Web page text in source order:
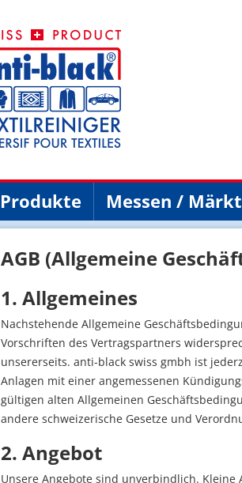
Produkte Messen /
AGB (Allgemeine
1. Allgemeines
Nachstehende Allgemeine
Vorschriften des Vertragspartners
unsererseits. anti-black swiss gmbh ist
Anlagen mit einer angemessenen
gültigen alten Allgemeinen
andere schweizerische Gesetze und
2. Angebot
Unsere Angebote sind unverbindlich.